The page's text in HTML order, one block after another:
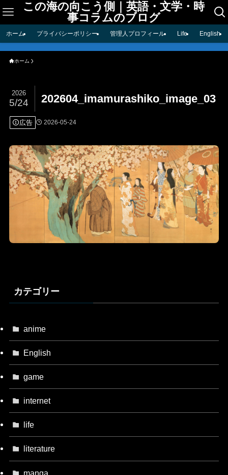
この海の向こう側｜英語・文学・時
事コラムのブログ
ホーム プライバシーポリシー 管理人プロフィール Life English
ホーム
202604_imamurashiko_image_03
2026
5/24
広告 2026-05-24
カテゴリー
anime
English
game
internet
life
literature
manga